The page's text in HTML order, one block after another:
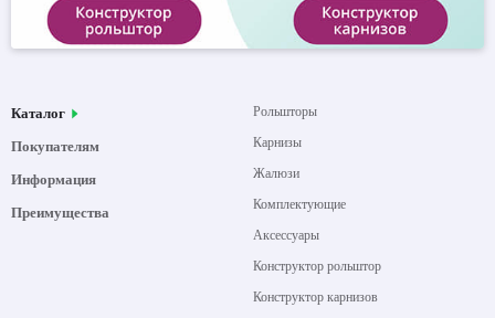
Каталог
Покупателям
Информация
Преимущества
Рольшторы
Карнизы
Жалюзи
Комплектующие
Аксессуары
Конструктор рольштор
Конструктор карнизов